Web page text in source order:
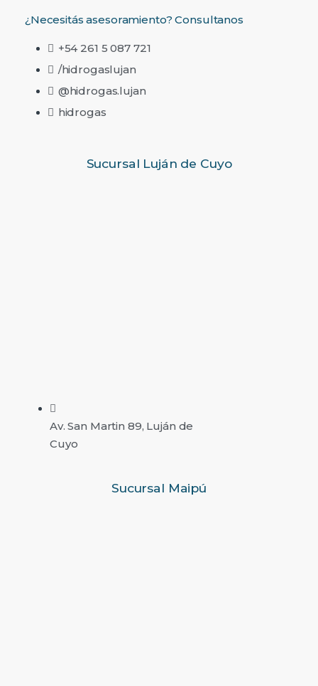
¿Necesitás asesoramiento? Consultanos
+54 261 5 087 721
/hidrogaslujan
@hidrogas.lujan
hidrogas
Sucursal Luján de Cuyo
Av. San Martin 89, Luján de
Cuyo
Sucursal Maipú